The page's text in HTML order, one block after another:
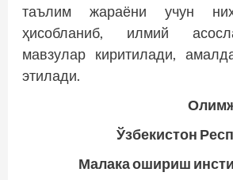
таълим жараёни учун
ҳисобланиб, илмий
мавзулар киритилади,
этилади.
Ўзбекистон
Малака ошириш